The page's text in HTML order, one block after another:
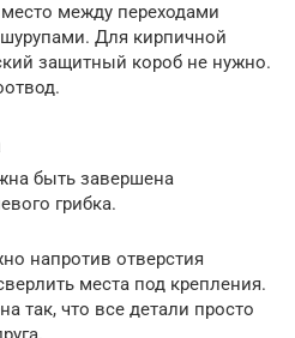
между переходами
Для кирпичной
защитный короб не нужно.
быть завершена
грибка.
напротив отверстия
места под крепления.
так, что все детали просто